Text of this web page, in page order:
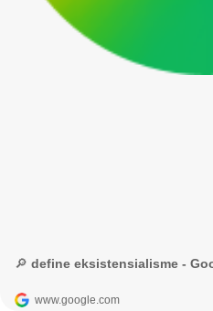
🔎 define eksistensialisme -
www.google.com